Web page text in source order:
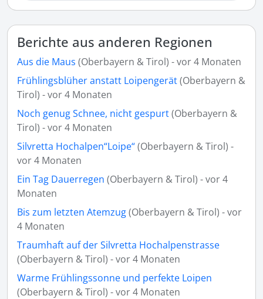
Berichte aus anderen Regionen
Aus die Maus (Oberbayern & Tirol) - vor 4 Monaten
Frühlingsblüher anstatt Loipengerät(Oberbayern &
Tirol) - vor 4 Monaten
Noch genug Schnee, nicht gespurt(Oberbayern &
Tirol) - vor 4 Monaten
Silvretta Hochalpen“Loipe“(Oberbayern & Tirol) -
vor 4 Monaten
Ein Tag Dauerregen (Oberbayern & Tirol) - vor 4
Monaten
Bis zum letzten Atemzug(Oberbayern & Tirol) - vor
4 Monaten
Traumhaft auf der Silvretta Hochalpenstrasse
(Oberbayern & Tirol) - vor 4 Monaten
Warme Frühlingssonne und perfekte Loipen
(Oberbayern & Tirol) - vor 4 Monaten